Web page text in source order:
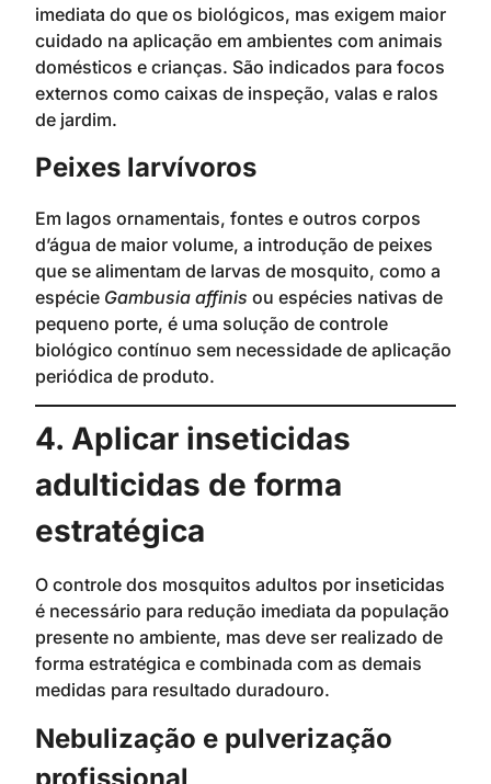
imediata do que os biológicos, mas exigem maior
cuidado na aplicação em ambientes com animais
domésticos e crianças. São indicados para focos
externos como caixas de inspeção, valas e ralos
de jardim.
Peixes larvívoros
Em lagos ornamentais, fontes e outros corpos
d’água de maior volume, a introdução de peixes
que se alimentam de larvas de mosquito, como a
espécie Gambusia affinis ou espécies nativas de
pequeno porte, é uma solução de controle
biológico contínuo sem necessidade de aplicação
periódica de produto.
4. Aplicar inseticidas
adulticidas de forma
estratégica
O controle dos mosquitos adultos por inseticidas
é necessário para redução imediata da população
presente no ambiente, mas deve ser realizado de
forma estratégica e combinada com as demais
medidas para resultado duradouro.
Nebulização e pulverização